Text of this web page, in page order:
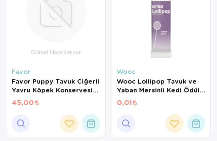
Favor
Favor Puppy Tavuk Ciğerli
Yavru Köpek Konservesi
400 Gr
45,00
Wooc
Wooc Lollipop Tavuk ve
Yaban Mersinli Kedi Ödül
Maması 1,4 Gr
0,01